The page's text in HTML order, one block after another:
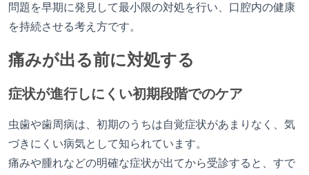
問題を早期に発見して最小限の対処を行い、口腔内の健康
を持続させる考え方です。
痛みが出る前に対処する
症状が進行しにくい初期段階でのケア
虫歯や歯周病は、初期のうちは自覚症状があまりなく、気
づきにくい病気として知られています。
痛みや腫れなどの明確な症状が出てから受診すると、すで